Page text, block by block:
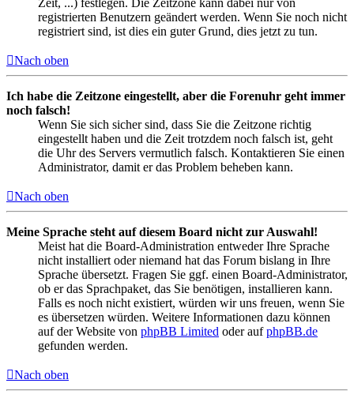
Zeit, ...) festlegen. Die Zeitzone kann dabei nur von
registrierten Benutzern geändert werden. Wenn Sie noch nicht
registriert sind, ist dies ein guter Grund, dies jetzt zu tun.
Nach oben
Ich habe die Zeitzone eingestellt, aber die Forenuhr geht immer
noch falsch!
Wenn Sie sich sicher sind, dass Sie die Zeitzone richtig
eingestellt haben und die Zeit trotzdem noch falsch ist, geht
die Uhr des Servers vermutlich falsch. Kontaktieren Sie einen
Administrator, damit er das Problem beheben kann.
Nach oben
Meine Sprache steht auf diesem Board nicht zur Auswahl!
Meist hat die Board-Administration entweder Ihre Sprache
nicht installiert oder niemand hat das Forum bislang in Ihre
Sprache übersetzt. Fragen Sie ggf. einen Board-Administrator,
ob er das Sprachpaket, das Sie benötigen, installieren kann.
Falls es noch nicht existiert, würden wir uns freuen, wenn Sie
es übersetzen würden. Weitere Informationen dazu können
auf der Website von phpBB Limited oder aufphpBB.de
gefunden werden.
Nach oben